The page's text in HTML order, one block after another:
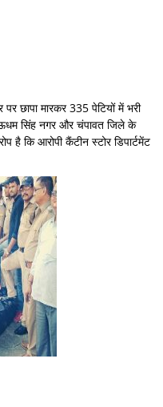
छापा मारकर 335 पेटियों में भरी
ऊधम सिंह नगर और चंपावत जिले के
है कि आरोपी कैंटीन स्टोर डिपार्टमेंट